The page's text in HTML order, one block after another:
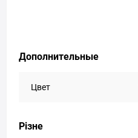
Дополнительные
Цвет
Різне